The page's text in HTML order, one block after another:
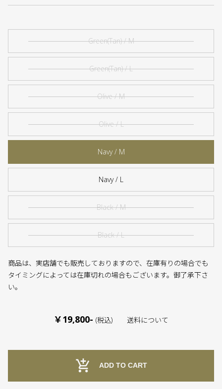
Green(Tan) / M
Green(Tan) / L
Olive / M
Olive / L
Navy / M
Navy / L
Black / M
Black / L
商品は、実店舗でも販売しておりますので、在庫有りの場合でも
タイミングによっては在庫切れの場合もございます。御了承下さ
い。
￥19,800- (税込) 送料について
add_shopping_cart ADD TO CART